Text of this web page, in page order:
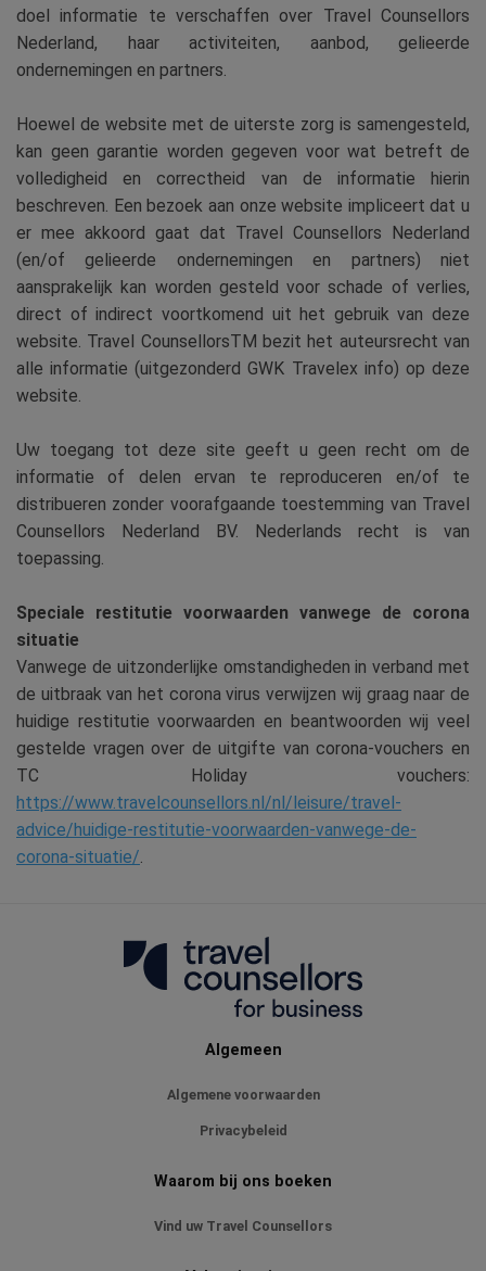
doel informatie te verschaffen over Travel Counsellors
Nederland, haar activiteiten, aanbod, gelieerde
ondernemingen en partners.
Hoewel de website met de uiterste zorg is samengesteld,
kan geen garantie worden gegeven voor wat betreft de
volledigheid en correctheid van de informatie hierin
beschreven. Een bezoek aan onze website impliceert dat u
er mee akkoord gaat dat Travel Counsellors Nederland
(en/of gelieerde ondernemingen en partners) niet
aansprakelijk kan worden gesteld voor schade of verlies,
direct of indirect voortkomend uit het gebruik van deze
website. Travel CounsellorsTM bezit het auteursrecht van
alle informatie (uitgezonderd GWK Travelex info) op deze
website.
Uw toegang tot deze site geeft u geen recht om de
informatie of delen ervan te reproduceren en/of te
distribueren zonder voorafgaande toestemming van Travel
Counsellors Nederland BV. Nederlands recht is van
toepassing.
Speciale restitutie voorwaarden vanwege de corona
situatie
Vanwege de uitzonderlijke omstandigheden in verband met
de uitbraak van het corona virus verwijzen wij graag naar de
huidige restitutie voorwaarden en beantwoorden wij veel
gestelde vragen over de uitgifte van corona-vouchers en
TC Holiday vouchers:
https://www.travelcounsellors.nl/nl/leisure/travel-
advice/huidige-restitutie-voorwaarden-vanwege-de-
corona-situatie/
Algemeen
Algemene voorwaarden
Privacybeleid
Waarom bij ons boeken
Vind uw Travel Counsellors